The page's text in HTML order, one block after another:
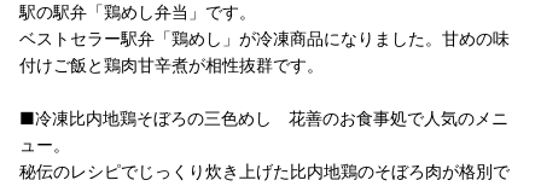
駅の駅弁「鶏めし弁当」です。
ベストセラー駅弁「鶏めし」が冷凍商品になりました。甘めの味
付けご飯と鶏肉甘辛煮が相性抜群です。
■冷凍比内地鶏そぼろの三色めし 花善のお食事処で人気のメニ
ュー。
秘伝のレシピでじっくり炊き上げた比内地鶏のそぼろ肉が格別で